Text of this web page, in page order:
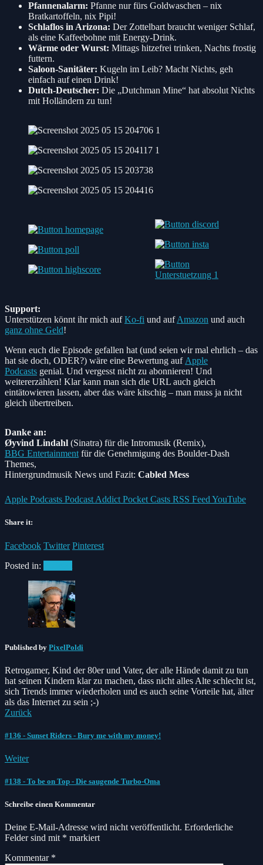
Pfannenalarm: Pfanne nur fürs Goldwaschen – nix
Bratkartoffeln, nix Pipi!
Schlaflos in Arizona: Der Zottelbart braucht weniger Schlaf,
als eine Kaffeebohne mit Energy-Drink.
Wärme oder Wurst: Mittags hitzefrei trinken, Nachts frostig
futtern.
Saloon-Sanitäter: Kugeln im Leib? Macht Nichts, geh
einfach auf einen Drink!
Dutch-Deutscher: Die „Dutchman Mine“ hat absolut Nichts
mit Holländern zu tun!
Support:
Unterstützen könnt ihr mich aufKo-fi und aufAmazon und auch
ganz ohne Geld!
Wenn euch die Episode gefallen hat (und seien wir mal ehrlich – das
hat sie doch, ODER?) wäre eine Bewertung auf Apple
Podcasts genial. Und vergesst nicht zu abonnieren! Und
weitererzählen! Klar kann man sich die URL auch gleich
eintätowieren lassen, aber das wäre kitschig – man muss ja nicht
gleich übertreiben.
Danke an:
Øyvind Lindahl (Sinatra) für die Intromusik (Remix),
BBG Entertainment für die Genehmigung des Boulder-Dash
Themes,
Hintergrundmusik News und Fazit: Cabled Mess
Apple Podcasts Podcast Addict Pocket Casts RSS Feed YouTube
Share it:
Facebook Twitter Pinterest
Posted in:
Published by PixelPoldi
Retrogamer, Kind der 80er und Vater, der alle Hände damit zu tun
hat seinen Kindern klar zu machen, dass nicht alles Alte schlecht ist,
sich Trends immer wiederholen und es auch seine Vorteile hat, älter
als das Internet zu sein ;-)
Zurück
#136 - Sunset Riders - Bury me with my money!
Weiter
#138 - To be on Top - Die saugende Turbo-Oma
Schreibe einen Kommentar
Deine E-Mail-Adresse wird nicht veröffentlicht. Erforderliche
Felder sind mit * markiert
Kommentar *